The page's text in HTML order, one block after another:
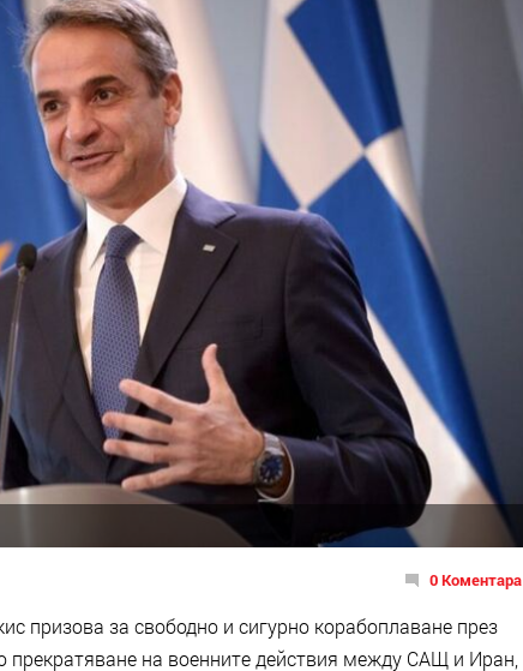
0 Коментара
призова за свободно и сигурно корабоплаване през
на военните действия между САЩ и Иран,